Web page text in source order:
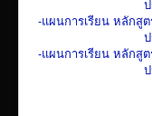
-แผนการเรียน หลักสู
-แผนการเรียน หลักสู